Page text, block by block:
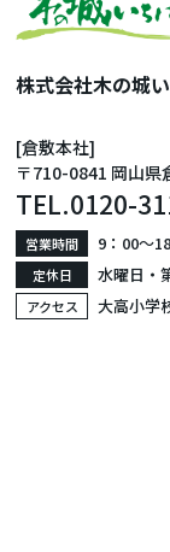
株式会社木の城
[倉敷本社]
〒710-0841 岡山
TEL.0120-
営業時間 9：00〜
定休日 水曜日・
アクセス 大高小学